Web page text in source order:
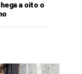
a oito o